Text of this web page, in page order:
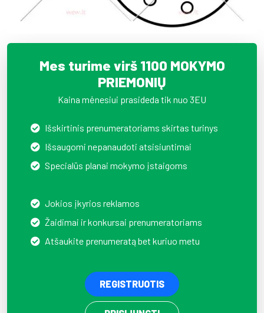
Mes turime virš 1100 MOKYMO
PRIEMONIŲ
Kaina mėnesiui prasideda tik nuo 3EU
Išskirtinis prenumeratoriams skirtas turinys
Išsaugomi nepanaudoti atsisiuntimai
Specialūs planai mokymo įstaigoms
Jokios įkyrios reklamos
Žaidimai ir konkursai prenumeratoriams
Atšaukite prenumeratą bet kuriuo metu
REGISTRUOTIS